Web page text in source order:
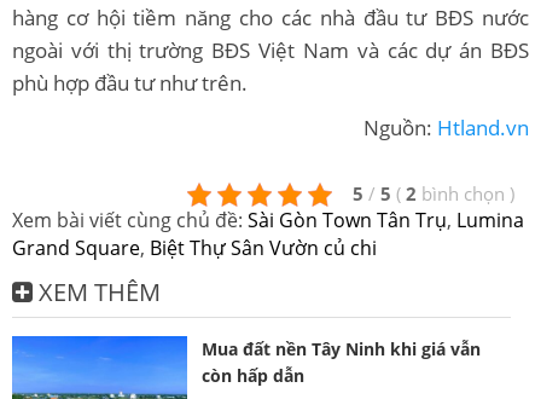
hàng cơ hội tiềm năng cho các nhà đầu tư BĐS nước
ngoài với thị trường BĐS Việt Nam và các dự án BĐS
phù hợp đầu tư như trên.
Nguồn: Htland.vn
5 / 5 ( 2 bình chọn )
Xem bài viết cùng chủ đề: Sài Gòn Town Tân Trụ, Lumina
Grand Square, Biệt Thự Sân Vườn củ chi
XEM THÊM
Mua đất nền Tây Ninh khi giá vẫn
còn hấp dẫn